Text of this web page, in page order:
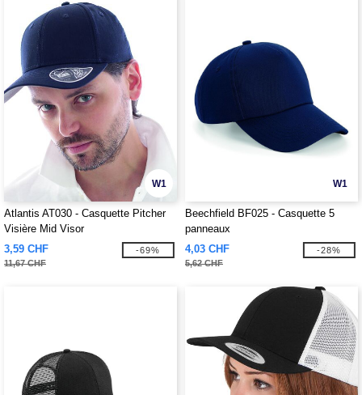
W1
Atlantis AT030 - Casquette Pitcher
Visière Mid Visor
3,59 CHF
11,67 CHF
-69%
W1
Beechfield BF025 - Casquette 5
panneaux
4,03 CHF
5,62 CHF
-28%